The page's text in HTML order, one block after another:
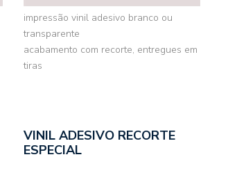
impressão vinil adesivo branco ou
transparente
acabamento com recorte, entregues em
tiras
VINIL ADESIVO RECORTE
ESPECIAL